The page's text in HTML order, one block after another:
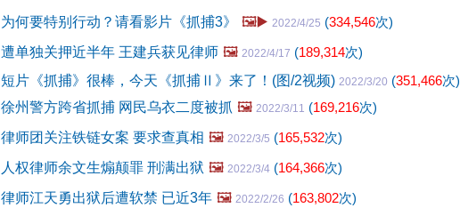
为何要特别行动？请看影片《抓捕3》
🖼️▶️ 2022/4/25 (334,546次)
遭单独关押近半年 王建兵获见律师 🖼️ 2022/4/17 (189,314次)
短片《抓捕》很棒，今天《抓捕Ⅱ》来了！(图/2视频) 2022/3/20 (351,466次)
徐州警方跨省抓捕 网民乌衣二度被抓 🖼️ 2022/3/11 (169,216次)
律师团关注铁链女案 要求查真相 🖼️ 2022/3/5 (165,532次)
人权律师余文生煽颠罪 刑满出狱 🖼️ 2022/3/4 (164,366次)
律师江天勇出狱后遭软禁 已近3年 🖼️ 2022/2/26 (163,802次)